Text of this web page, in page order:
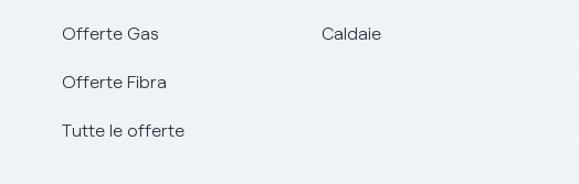
Offerte Gas
Offerte Fibra
Tutte le offerte
Caldaie